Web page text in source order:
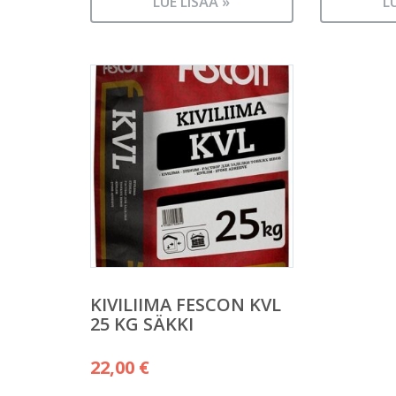
KIVILIIMA FESCON KVL
25 KG SÄKKI
22,00 €